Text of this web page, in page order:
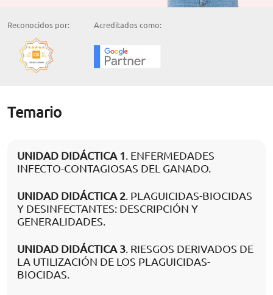
Reconocidos por: Acreditados como:
Temario
UNIDAD DIDÁCTICA 1. ENFERMEDADES
INFECTO-CONTAGIOSAS DEL GANADO.
UNIDAD DIDÁCTICA 2. PLAGUICIDAS-BIOCIDAS
Y DESINFECTANTES: DESCRIPCIÓN Y
GENERALIDADES.
UNIDAD DIDÁCTICA 3. RIESGOS DERIVADOS DE
LA UTILIZACIÓN DE LOS PLAGUICIDAS-
BIOCIDAS.